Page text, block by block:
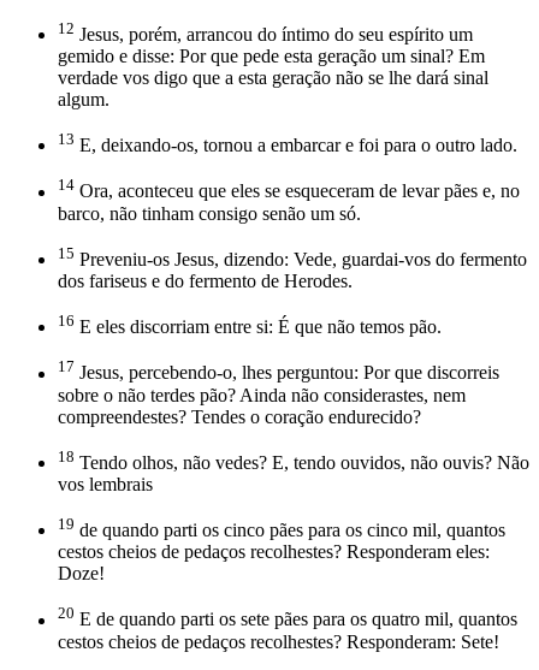
12 Jesus, porém, arrancou do íntimo do seu espírito um
gemido e disse: Por que pede esta geração um sinal? Em
verdade vos digo que a esta geração não se lhe dará sinal
algum.
13 E, deixando-os, tornou a embarcar e foi para o outro lado.
14 Ora, aconteceu que eles se esqueceram de levar pães e, no
barco, não tinham consigo senão um só.
15 Preveniu-os Jesus, dizendo: Vede, guardai-vos do fermento
dos fariseus e do fermento de Herodes.
16 E eles discorriam entre si: É que não temos pão.
17 Jesus, percebendo-o, lhes perguntou: Por que discorreis
sobre o não terdes pão? Ainda não considerastes, nem
compreendestes? Tendes o coração endurecido?
18 Tendo olhos, não vedes? E, tendo ouvidos, não ouvis? Não
vos lembrais
19 de quando parti os cinco pães para os cinco mil, quantos
cestos cheios de pedaços recolhestes? Responderam eles:
Doze!
20 E de quando parti os sete pães para os quatro mil, quantos
cestos cheios de pedaços recolhestes? Responderam: Sete!